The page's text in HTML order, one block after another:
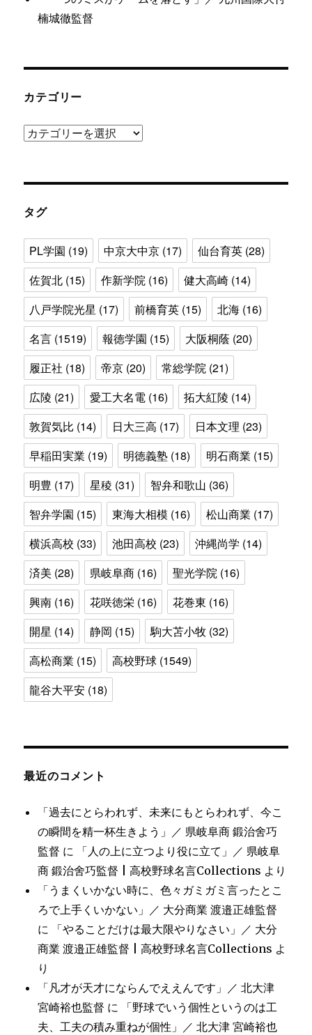
楠城徹監督
カテゴリー
カ
ー
タグ
PL学園 (19) 中京大中京 (17) 仙台育英 (28)
佐賀北 (15) 作新学院 (16) 健大高崎 (14)
八戸学院光星 (17) 前橋育英 (15) 北海 (16)
名言 (1519) 報徳学園 (15) 大阪桐蔭 (20)
履正社 (18) 帝京 (20) 常総学院 (21)
広陵 (21) 愛工大名電 (16) 拓大紅陵 (14)
敦賀気比 (14) 日大三高 (17) 日本文理 (23)
早稲田実業 (19) 明徳義塾 (18) 明石商業 (15)
明豊 (17) 星稜 (31) 智弁和歌山 (36)
智弁学園 (15) 東海大相模 (16) 松山商業 (17)
横浜高校 (33) 池田高校 (23) 沖縄尚学 (14)
済美 (28) 県岐阜商 (16) 聖光学院 (16)
興南 (16) 花咲徳栄 (16) 花巻東 (16)
開星 (14) 静岡 (15) 駒大苫小牧 (32)
高松商業 (15) 高校野球 (1549)
龍谷大平安 (18)
最近のコメント
「過去にとらわれず、未来にもとらわれず、今こ
の瞬間を精一杯生きよう」／ 県岐阜商 鍛治舍巧
監督 に
「人の上に立つより役に立て」／ 県岐阜
商 鍛治舍巧監督 | 高校野球名言Collections より
「うまくいかない時に、色々ガミガミ言ったとこ
ろで上手くいかない」／ 大分商業 渡邉正雄監督
に
「やることだけは最大限やりなさい」／ 大分
商業 渡邉正雄監督 | 高校野球名言Collections よ
り
「凡才が天才にならんでええんです」／ 北大津
宮崎裕也監督 に
「野球でいう個性というのは工
夫、工夫の積み重ねが個性」／ 北大津 宮崎裕也